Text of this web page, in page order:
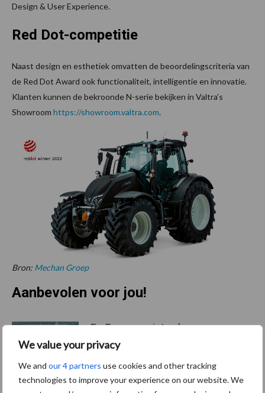
We value your privacy
We and our 4 partners use cookies and other tracking
technologies to improve your experience on our website. We
Design & User Experience.
Red Dot-competitie
Naast design en esthetiek omvatten de beoordelingscriteria van
de Red Dot Award ook functionaliteit, intelligentie en innovatie.
Klanten kunnen de bekroonde N-serie bekijken in Valtra’s
Showroom https://showroom.valtra.com.
Bron: Mechan Groep
Aanbevolen voor jou!
ForFarmers ziet volume en
marktaandeel groeien in
krimpende Nederlandse
markt